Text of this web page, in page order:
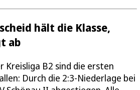
hält die Klasse,
ab
Kreisliga B2 sind die ersten
Durch die 2:3-Niederlage bei